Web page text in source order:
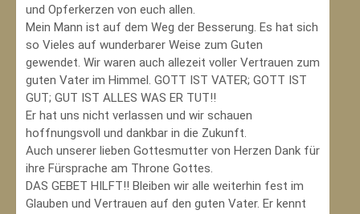
und Opferkerzen von euch allen.
Mein Mann ist auf dem Weg der Besserung. Es hat sich
so Vieles auf wunderbarer Weise zum Guten
gewendet. Wir waren auch allezeit voller Vertrauen zum
guten Vater im Himmel. GOTT IST VATER; GOTT IST
GUT; GUT IST ALLES WAS ER TUT!!
Er hat uns nicht verlassen und wir schauen
hoffnungsvoll und dankbar in die Zukunft.
Auch unserer lieben Gottesmutter von Herzen Dank für
ihre Fürsprache am Throne Gottes.
DAS GEBET HILFT!! Bleiben wir alle weiterhin fest im
Glauben und Vertrauen auf den guten Vater. Er kennt